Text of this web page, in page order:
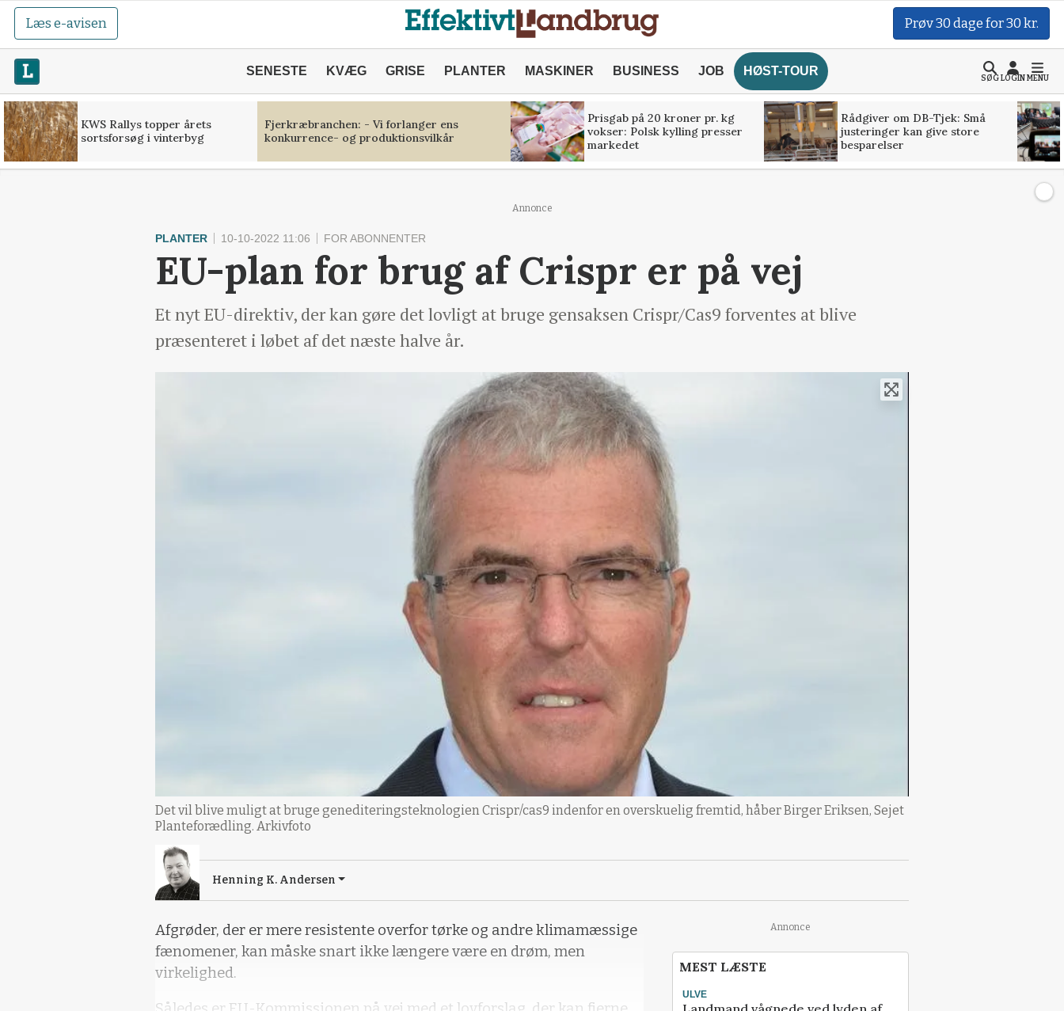
Læs e-avisen Prøv 30 dage for 30 kr.
SENESTE KVÆG GRISE PLANTER MASKINER BUSINESS JOB HØST-TOUR
SØGLOGINMENU
KWS Rallys topper årets
sortsforsøg i vinterbyg
Fjerkræbranchen: - Vi forlanger ens
konkurrence- og produktionsvilkår
Prisgab på 20 kroner pr. kg
vokser: Polsk kylling presser
markedet
Rådgiver om DB-Tjek: Små
justeringer kan give store
besparelser
Annonce
PLANTER 10-10-2022 11:06 FOR ABONNENTER
EU-plan for brug af Crispr er på vej
Et nyt EU-direktiv, der kan gøre det lovligt at bruge gensaksen Crispr/Cas9 forventes at blive
præsenteret i løbet af det næste halve år.
Det vil blive muligt at bruge genediteringsteknologien Crispr/cas9 indenfor en overskuelig fremtid, håber Birger Eriksen, Sejet
Planteforædling. Arkivfoto
Henning K. Andersen
Afgrøder, der er mere resistente overfor tørke og andre klimamæssige
fænomener, kan måske snart ikke længere være en drøm, men
virkelighed.
Annonce
MEST LÆSTE
ULVE